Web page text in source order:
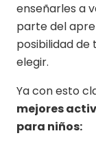
enseñarles a
parte del
posibilidad de
elegir.
Ya con esto
mejores
para niños: